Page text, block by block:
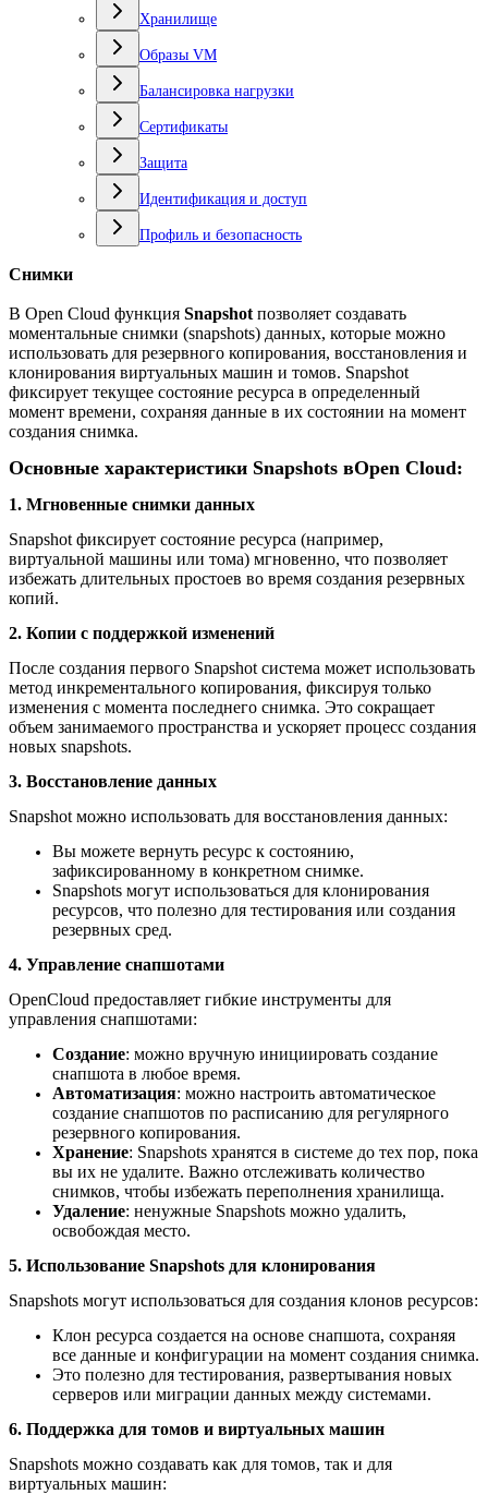
Хранилище
Образы VM
Балансировка нагрузки
Сертификаты
Защита
Идентификация и доступ
Профиль и безопасность
Снимки
В Open Cloud функция Snapshot позволяет создавать
моментальные снимки (snapshots) данных, которые можно
использовать для резервного копирования, восстановления и
клонирования виртуальных машин и томов. Snapshot
фиксирует текущее состояние ресурса в определенный
момент времени, сохраняя данные в их состоянии на момент
создания снимка.
Основные характеристики Snapshots вOpen Cloud:
1. Мгновенные снимки данных
Snapshot фиксирует состояние ресурса (например,
виртуальной машины или тома) мгновенно, что позволяет
избежать длительных простоев во время создания резервных
копий.
2. Копии с поддержкой изменений
После создания первого Snapshot система может использовать
метод инкрементального копирования, фиксируя только
изменения с момента последнего снимка. Это сокращает
объем занимаемого пространства и ускоряет процесс создания
новых snapshots.
3. Восстановление данных
Snapshot можно использовать для восстановления данных:
Вы можете вернуть ресурс к состоянию,
зафиксированному в конкретном снимке.
Snapshots могут использоваться для клонирования
ресурсов, что полезно для тестирования или создания
резервных сред.
4. Управление снапшотами
OpenCloud предоставляет гибкие инструменты для
управления снапшотами:
Создание: можно вручную инициировать создание
снапшота в любое время.
Автоматизация: можно настроить автоматическое
создание снапшотов по расписанию для регулярного
резервного копирования.
Хранение: Snapshots хранятся в системе до тех пор, пока
вы их не удалите. Важно отслеживать количество
снимков, чтобы избежать переполнения хранилища.
Удаление: ненужные Snapshots можно удалить,
освобождая место.
5. Использование Snapshots для клонирования
Snapshots могут использоваться для создания клонов ресурсов:
Клон ресурса создается на основе снапшота, сохраняя
все данные и конфигурации на момент создания снимка.
Это полезно для тестирования, развертывания новых
серверов или миграции данных между системами.
6. Поддержка для томов и виртуальных машин
Snapshots можно создавать как для томов, так и для
виртуальных машин: